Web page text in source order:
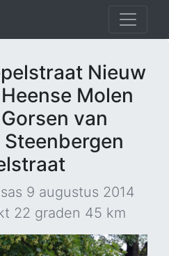
Nieuw
Molen
van
9 augustus 2014
22 graden 45 km